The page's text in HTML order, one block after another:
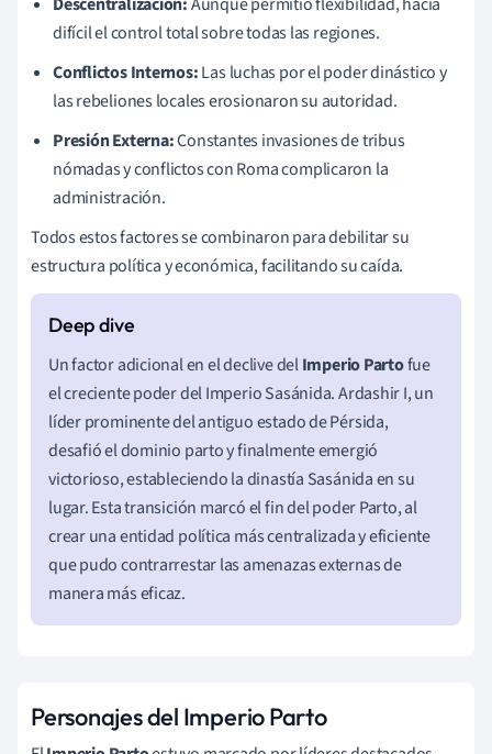
difícil el control total sobre todas las regiones.
Conflictos Internos:Las luchas por el poder dinástico y
las rebeliones locales erosionaron su autoridad.
Presión Externa:Constantes invasiones de tribus
nómadas y conflictos con Roma complicaron la
administración.
Todos estos factores se combinaron para debilitar su
estructura política y económica, facilitando su caída.
Un factor adicional en el declive delImperio Partofue
el creciente poder del Imperio Sasánida. Ardashir I, un
líder prominente del antiguo estado de Pérsida,
desafió el dominio parto y finalmente emergió
victorioso, estableciendo la dinastía Sasánida en su
lugar. Esta transición marcó el fin del poder Parto, al
crear una entidad política más centralizada y eficiente
que pudo contrarrestar las amenazas externas de
manera más eficaz.
Personajes del Imperio Parto